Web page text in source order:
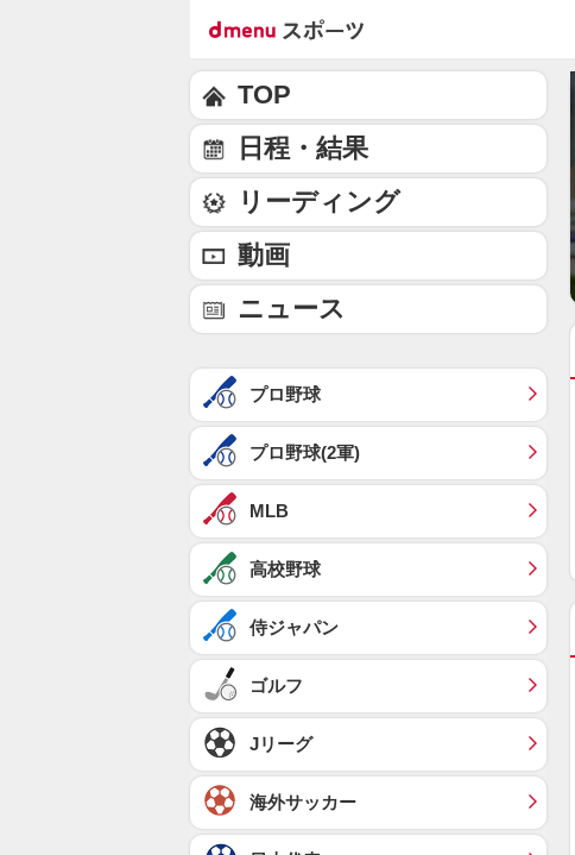
TOP
日程・結果
リーディング
動画
ニュース
プロ野球
プロ野球(2軍)
MLB
高校野球
侍ジャパン
ゴルフ
Jリーグ
海外サッカー